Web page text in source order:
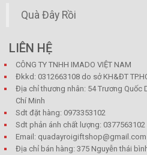
Quà Đây Rồi
LIÊN HỆ
CÔNG TY TNHH IMADO VIỆT NAM
Đkkd: 0312663108 do sở KH&ĐT
Địa chỉ thương nhân: 54 Trương Quốc
Chí Minh
Sdt đặt hàng: 0973353102
Sdt phản ánh chất lượng: 0377563102
Email: quadayroigiftshop@gmail.com
Địa chỉ bán hàng: 375 Nguyễn thái